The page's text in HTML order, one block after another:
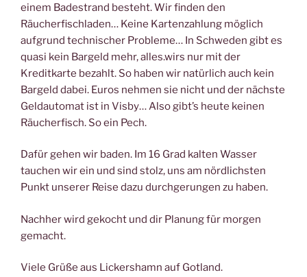
einem Badestrand besteht. Wir finden den
Räucherfischladen… Keine Kartenzahlung möglich
aufgrund technischer Probleme… In Schweden gibt es
quasi kein Bargeld mehr, alles.wirs nur mit der
Kreditkarte bezahlt. So haben wir natürlich auch kein
Bargeld dabei. Euros nehmen sie nicht und der nächste
Geldautomat ist in Visby… Also gibt’s heute keinen
Räucherfisch. So ein Pech.
Dafür gehen wir baden. Im 16 Grad kalten Wasser
tauchen wir ein und sind stolz, uns am nördlichsten
Punkt unserer Reise dazu durchgerungen zu haben.
Nachher wird gekocht und dir Planung für morgen
gemacht.
Viele Grüße aus Lickershamn auf Gotland.